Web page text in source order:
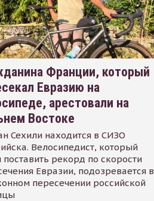
Франции, который
Евразию на
арестовали на
Востоке
Сехили находится в СИЗО
Велосипедист, который
поставить рекорд по скорости
Евразии, подозревается в
пересечении российской